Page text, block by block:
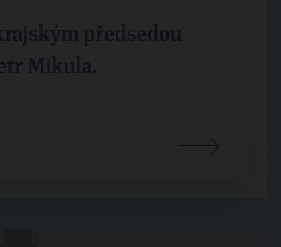
předsedou
Mikula.